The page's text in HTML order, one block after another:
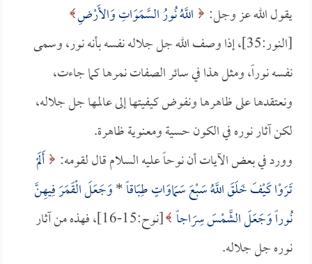
يقول الله عز وجل:
اللَّهُ نُورُ السَّمَوَاتِ وَالأَرْضِ
[النور:35]، إذا وصف الله جل جلاله نفسه بأنه نور، وسمى
نفسه نوراً، ومثل هذا في سائر الصفات نمرها كما جاءت،
ونعتقدها على ظاهرها ونفوض كيفيتها إلى عالمها جل جلاله،
لكن آثار نوره في الكون حسية ومعنوية ظاهرة.
وورد في بعض الآيات أن نوحاً عليه السلام قال لقومه: أَلَمْ
تَرَوْا كَيْفَ خَلَقَ اللَّهُ سَبْعَ سَمَاوَاتٍ طِبَاقاً*وَجَعَلَ الْقَمَرَ فِيهِنَّ
نُوراً وَجَعَلَ الشَّمْسَ سِرَاجاً
[نوح:15-16]، فهذه من آثار
نوره جل جلاله.